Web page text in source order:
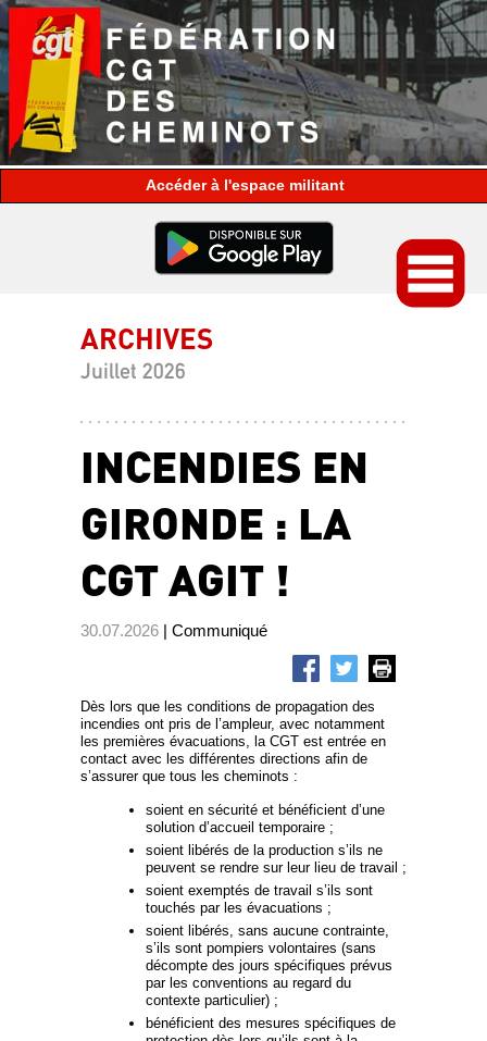
espace militant
ARCHIVES
Juillet 2026
INCENDIES EN
GIRONDE : LA
CGT AGIT !
30.07.2026 | Communiqué
Dès lors que les conditions de propagation des
incendies ont pris de l’ampleur, avec notamment
les premières évacuations, la CGT est entrée en
contact avec les différentes directions afin de
s’assurer que tous les cheminots :
soient en sécurité et bénéficient d’une
solution d’accueil temporaire ;
soient libérés de la production s’ils ne
peuvent se rendre sur leur lieu de travail ;
soient exemptés de travail s’ils sont
touchés par les évacuations ;
soient libérés, sans aucune contrainte,
s’ils sont pompiers volontaires (sans
décompte des jours spécifiques prévus
par les conventions au regard du
contexte particulier) ;
bénéficient des mesures spécifiques de